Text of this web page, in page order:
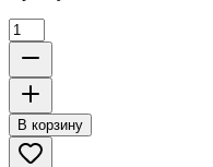
В корзину